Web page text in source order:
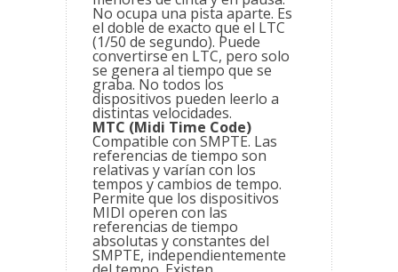
No ocupa una pista aparte. Es
el doble de exacto que el LTC
(1/50 de segundo). Puede
convertirse en LTC, pero solo
se genera al tiempo que se
graba. No todos los
dispositivos pueden leerlo a
distintas velocidades.
MTC (Midi Time Code)
Compatible con SMPTE. Las
referencias de tiempo son
relativas y varían con los
tempos y cambios de tempo.
Permite que los dispositivos
MIDI operen con las
referencias de tiempo
absolutas y constantes del
SMPTE, independientemente